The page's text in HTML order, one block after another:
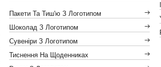
Пакети Та Тиш'ю З Логотипом
Шоколад З Логотипом
Сувеніри З Логотипом
Тиснення На Щоденниках